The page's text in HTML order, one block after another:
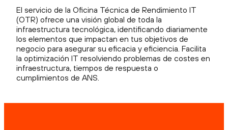
El servicio de la Oficina Técnica de Rendimiento IT
(OTR) ofrece una visión global de toda la
infraestructura tecnológica, identificando diariamente
los elementos que impactan en tus objetivos de
negocio para asegurar su eficacia y eficiencia. Facilita
la optimización IT resolviendo problemas de costes en
infraestructura, tiempos de respuesta o
cumplimientos de ANS.